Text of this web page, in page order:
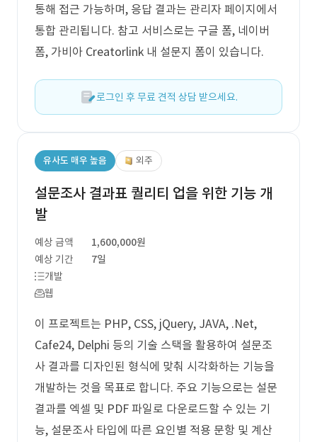
통해 접근 가능하며, 응답 결과는 관리자 페이지에서
통합 관리됩니다. 참고 서비스로는 구글 폼, 네이버
폼, 가비아 Creatorlink 내 설문지 폼이 있습니다.
로그인 후 무료 견적 상담 받으세요.
유사도 매우 높음 외주
설문조사 결과표 퀄리티 업을 위한 기능 개
발
예상 금액
1,600,000원
예상 기간
7일
개발
웹
이 프로젝트는 PHP, CSS, jQuery, JAVA, .Net,
Cafe24, Delphi 등의 기술 스택을 활용하여 설문조
사 결과를 디자인된 형식에 맞춰 시각화하는 기능을
개발하는 것을 목표로 합니다. 주요 기능으로는 설문
결과를 엑셀 및 PDF 파일로 다운로드할 수 있는 기
능, 설문조사 타입에 따른 요인별 적용 문항 및 계산